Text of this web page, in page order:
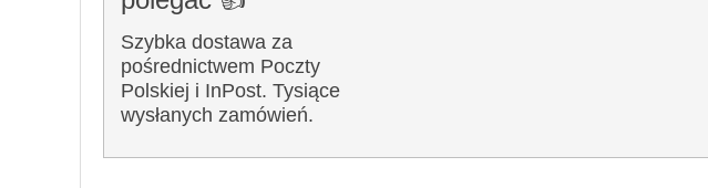
Szybka dostawa za
pośrednictwem Poczty
Polskiej i InPost. Tysiące
wysłanych zamówień.